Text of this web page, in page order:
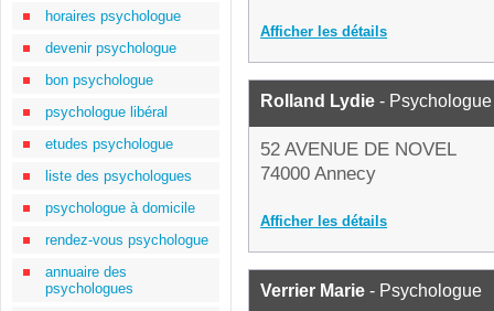
horaires psychologue
devenir psychologue
bon psychologue
psychologue libéral
etudes psychologue
liste des psychologues
psychologue à domicile
rendez-vous psychologue
annuaire des
psychologues
Afficher les détails
Rolland Lydie - Psychologue
52 AVENUE DE NOVEL
74000 Annecy
Afficher les détails
Verrier Marie - Psychologue